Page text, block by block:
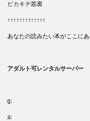
ピカキチ叢書
↑↑↑↑↑↑↑↑↑↑↑↑↑
あなたの読みたい本がここにあ
アダルト可レンタルサーバー
g:
a: